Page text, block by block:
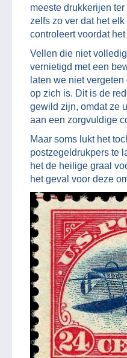
meeste drukkerijen
zelfs zo ver dat het
controleert voordat
Vellen die niet
vernietigd met een
laten we niet
op zich is. Dit is de
gewild zijn, omdat ze
aan een zorgvuldige
Maar soms lukt het
postzegeldrukpers te
het de heilige graal
het geval voor deze